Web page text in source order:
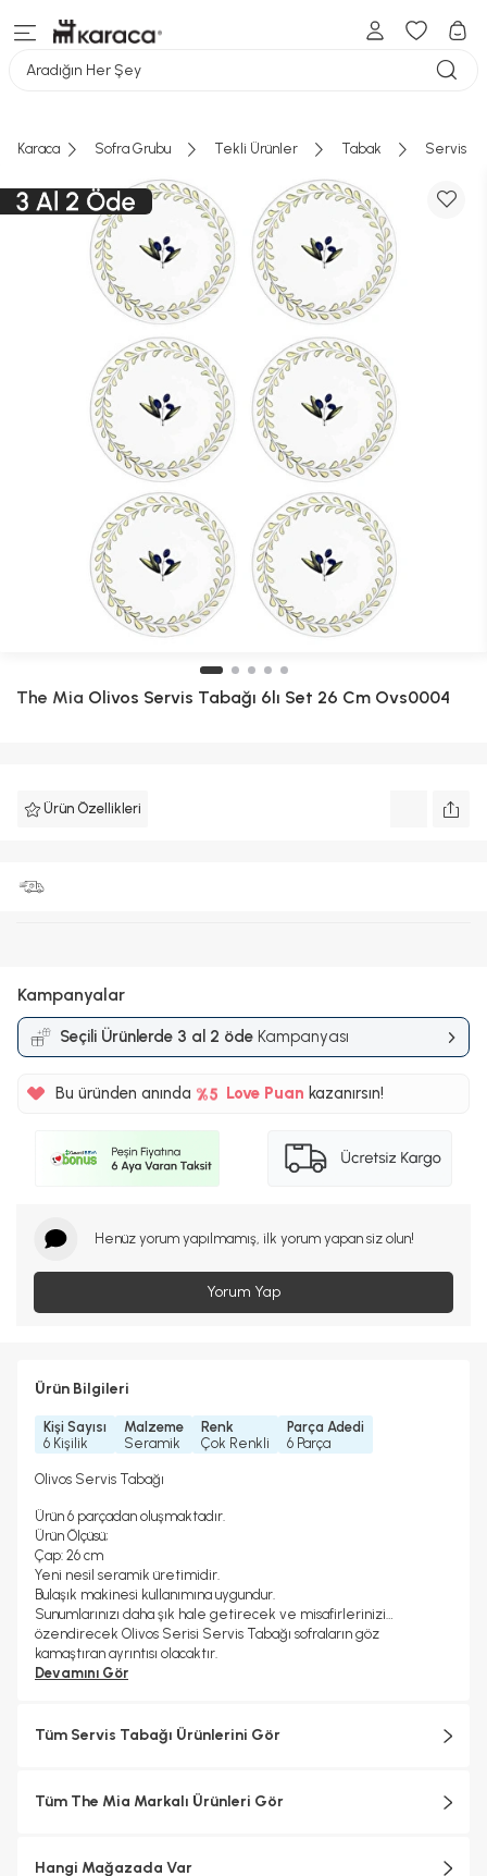
Aradığın Her Şey
Karaca Sofra Grubu Tekli Ürünler Tabak Servis
The Mia Olivos Servis Tabağı 6lı Set 26 Cm Ovs0004
Ürün Özellikleri
Kampanyalar
Seçili Ürünlerde 3 al 2 öde Kampanyası
Bu üründen anında
%5
%5 Love Puankazanırsın!
Henüz yorum yapılmamış, ilk yorum yapan siz olun!
Yorum Yap
Ürün Bilgileri
Kişi Sayısı
6 Kişilik
Malzeme
Seramik
Renk
Çok Renkli
Parça Adedi
6 Parça
Olivos Servis Tabağı
Ürün 6 parçadan oluşmaktadır.
Ürün Ölçüsü;
Çap: 26 cm
Yeni nesil seramik üretimidir.
Bulaşık makinesi kullanımına uygundur.
Sunumlarınızı daha şık hale getirecek ve misafirlerinizi
özendirecek Olivos Serisi Servis Tabağı sofraların göz
kamaştıran ayrıntısı olacaktır.
Deseni ve şık renkleri ile sofralarınıza asalet katacaktır. Şık
olacaktır.
Devamını Gör
Tüm Servis Tabağı Ürünlerini Gör
Tüm The Mia Markalı Ürünleri Gör
Hangi Mağazada Var